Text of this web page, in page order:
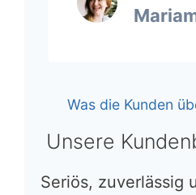
Was die Kunden
Unsere
Seriös, zuverlässig